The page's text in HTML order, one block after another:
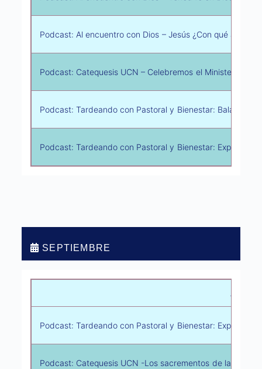
Podcast: Al encuentro con Dios – Jesús ¿Con qué
Podcast: Catequesis UCN – Celebremos el Ministerio
Podcast: Tardeando con Pastoral y Bienestar: Balance
Podcast: Tardeando con Pastoral y Bienestar:
SEPTIEMBRE
Podcast: Tardeando con Pastoral y Bienestar:
Podcast: Catequesis UCN -Los sacrementos de la